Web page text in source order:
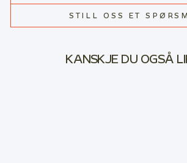
STILL OSS ET
KANSKJE DU OGSÅ